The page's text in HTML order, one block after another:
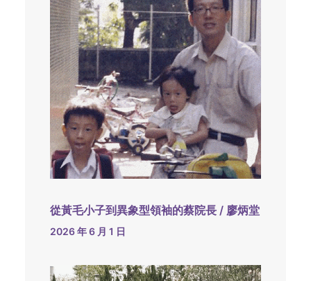
從黃毛小子到異象型領袖的蔡院長 / 廖炳堂
2026 年 6 月 1 日